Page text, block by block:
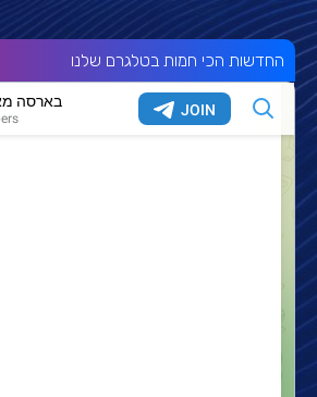
החדשות הכי חמות בטלגרם שלנו